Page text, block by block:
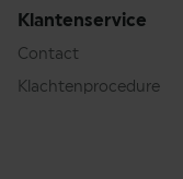
Klantenservice
Contact
Klachtenprocedure